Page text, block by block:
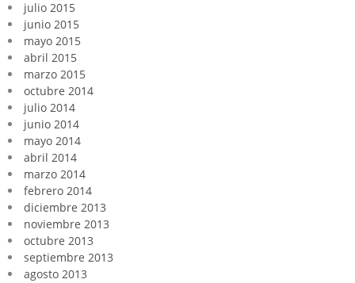
julio 2015
junio 2015
mayo 2015
abril 2015
marzo 2015
octubre 2014
julio 2014
junio 2014
mayo 2014
abril 2014
marzo 2014
febrero 2014
diciembre 2013
noviembre 2013
octubre 2013
septiembre 2013
agosto 2013